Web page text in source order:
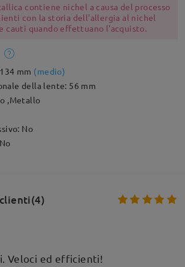
contiene nichel a causa del processo
con la storia dell'allergia al nichel
cauti quando effettuano l'acquisto.
134 mm (medio)
della lente: 56 mm
,Metallo
No
No
Veloci ed efficienti!